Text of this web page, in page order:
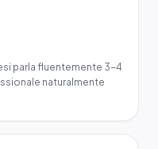
parla fluentemente 3-4
naturalmente